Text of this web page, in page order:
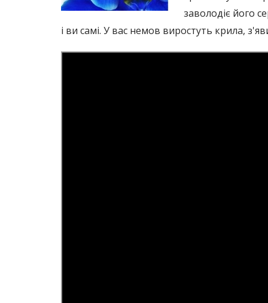
заволодіє його
і ви самі. У вас немов виростуть крила,